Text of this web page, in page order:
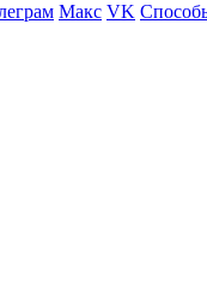
Макс VK